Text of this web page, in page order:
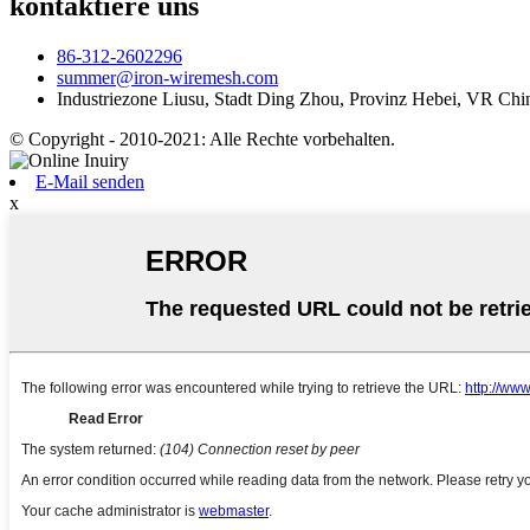
86-312-2602296
summer@iron-wiremesh.com
Industriezone Liusu, Stadt Ding Zhou, Provinz Hebei, VR
© Copyright - 2010-2021: Alle Rechte vorbehalten.
E-Mail senden
x